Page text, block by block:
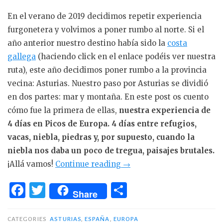
En el verano de 2019 decidimos repetir experiencia
furgonetera y volvimos a poner rumbo al norte. Si el
año anterior nuestro destino había sido la costa
gallega (haciendo click en el enlace podéis ver nuestra
ruta), este año decidimos poner rumbo a la provincia
vecina: Asturias. Nuestro paso por Asturias se dividió
en dos partes: mar y montaña. En este post os cuento
cómo fue la primera de ellas, nuestra experiencia de
4 días en Picos de Europa. 4 días entre refugios,
vacas, niebla, piedras y, por supuesto, cuando la
niebla nos daba un poco de tregua, paisajes brutales.
¡Allá vamos! Continue reading «Ruta
4
días
→
F
T
w
Share
CATEGORIES ASTURIAS ,ESPAÑA
EUROPA